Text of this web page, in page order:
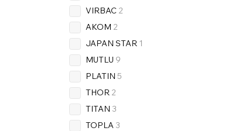
VIRBAC 2
AKOM 2
JAPAN STAR 1
MUTLU 9
PLATIN 5
THOR 2
TITAN 3
TOPLA 3